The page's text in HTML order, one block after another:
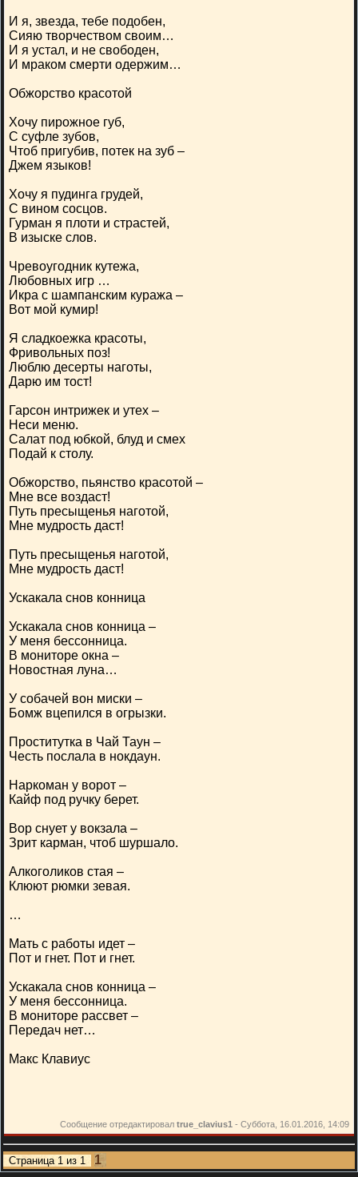
И я, звезда, тебе подобен,
Сияю творчеством своим…
И я устал, и не свободен,
И мраком смерти одержим…
Обжорство красотой
Хочу пирожное губ,
С суфле зубов,
Чтоб пригубив, потек на зуб –
Джем языков!
Хочу я пудинга грудей,
С вином сосцов.
Гурман я плоти и страстей,
В изыске слов.
Чревоугодник кутежа,
Любовных игр …
Икра с шампанским куража –
Вот мой кумир!
Я сладкоежка красоты,
Фривольных поз!
Люблю десерты наготы,
Дарю им тост!
Гарсон интрижек и утех –
Неси меню.
Салат под юбкой, блуд и смех
Подай к столу.
Обжорство, пьянство красотой –
Мне все воздаст!
Путь пресыщенья наготой,
Мне мудрость даст!
Путь пресыщенья наготой,
Мне мудрость даст!
Ускакала снов конница
Ускакала снов конница –
У меня бессонница.
В мониторе окна –
Новостная луна…
У собачей вон миски –
Бомж вцепился в огрызки.
Проститутка в Чай Таун –
Честь послала в нокдаун.
Наркоман у ворот –
Кайф под ручку берет.
Вор снует у вокзала –
Зрит карман, чтоб шуршало.
Алкоголиков стая –
Клюют рюмки зевая.
…
Мать с работы идет –
Пот и гнет. Пот и гнет.
Ускакала снов конница –
У меня бессонница.
В мониторе рассвет –
Передач нет…
Макс Клавиус
Сообщение отредактировал true_clavius1 - Суббота, 16.01.2016, 14:09
Страница 1 из 1 1